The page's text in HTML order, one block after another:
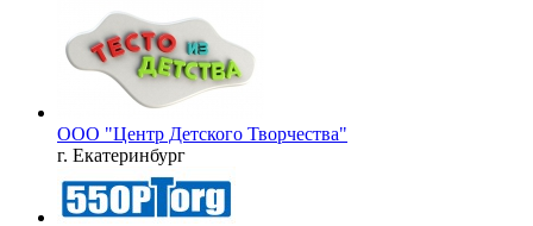
ООО "Центр Детского Творчества"
г. Екатеринбург